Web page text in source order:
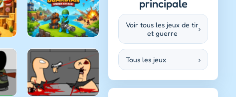
principale
Voir tous les jeux de tir
et guerre
›
Tous les jeux ›